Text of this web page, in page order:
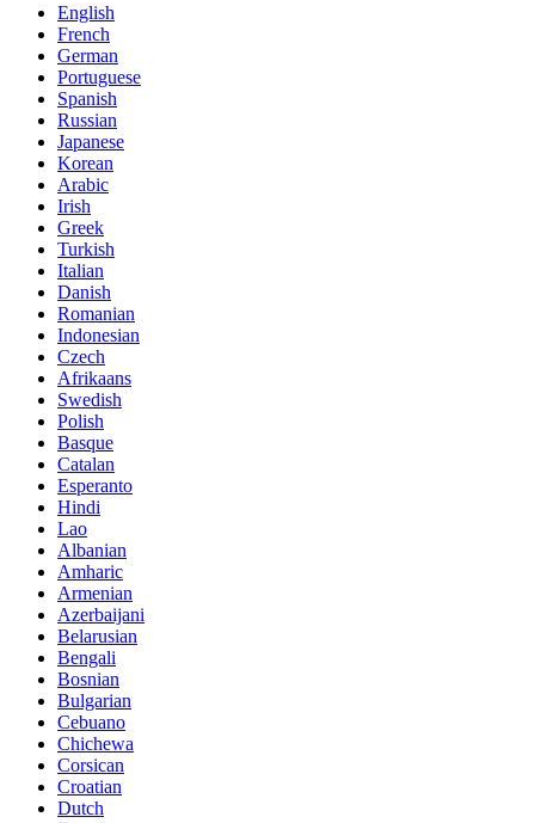
English
French
German
Portuguese
Spanish
Russian
Japanese
Korean
Arabic
Irish
Greek
Turkish
Italian
Danish
Romanian
Indonesian
Czech
Afrikaans
Swedish
Polish
Basque
Catalan
Esperanto
Hindi
Lao
Albanian
Amharic
Armenian
Azerbaijani
Belarusian
Bengali
Bosnian
Bulgarian
Cebuano
Chichewa
Corsican
Croatian
Dutch